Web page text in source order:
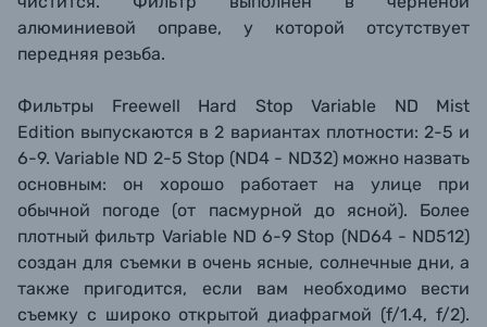
алюминиевой оправе, у которой отсутствует
передняя резьба.
Фильтры Freewell Hard Stop Variable ND Mist
Edition выпускаются в 2 вариантах плотности: 2-5 и
6-9. Variable ND 2-5 Stop (ND4 - ND32) можно назвать
основным: он хорошо работает на улице при
обычной погоде (от пасмурной до ясной). Более
плотный фильтр Variable ND 6-9 Stop (ND64 - ND512)
создан для съемки в очень ясные, солнечные дни, а
также пригодится, если вам необходимо вести
съемку с широко открытой диафрагмой (f/1.4, f/2).